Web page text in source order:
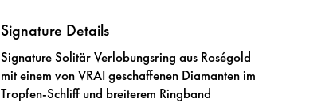
Signature Details
Signature Solitär Verlobungsring aus Roségold
mit einem von VRAI geschaffenen Diamanten im
Tropfen-Schliff und breiterem Ringband